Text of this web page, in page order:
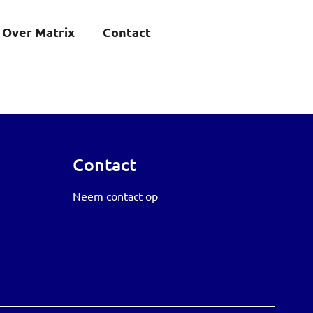
Over Matrix Contact
Contact
Neem contact op